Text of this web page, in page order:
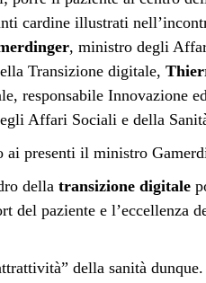
cardine illustrati
, ministro degli
Transizione digitale,
responsabile Innovazione
Affari Sociali e della
ai presenti il ministro
della transizione digitale
del paziente e l’eccellenza
della sanità